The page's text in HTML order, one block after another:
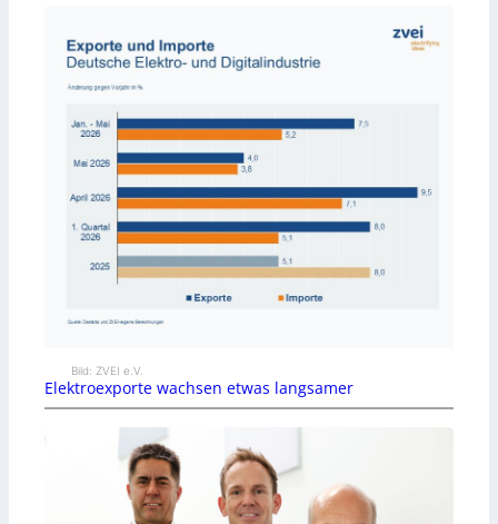
Bild: ZVEI e.V.
Elektroexporte wachsen etwas langsamer